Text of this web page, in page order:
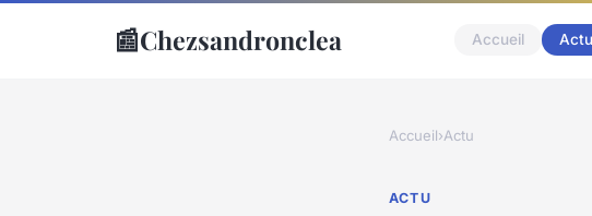
📰Chezsandronclea Accueil Actu
Accueil›Actu
ACTU